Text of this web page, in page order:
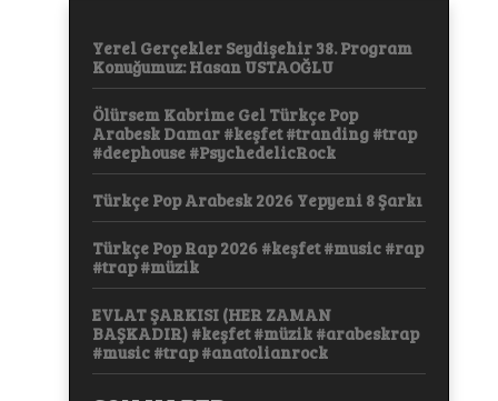
Yerel Gerçekler Seydişehir 38. Program
Konuğumuz: Hasan USTAOĞLU
Ölürsem Kabrime Gel Türkçe Pop
Arabesk Damar #keşfet #tranding #trap
#deephouse #PsychedelicRock
Türkçe Pop Arabesk 2026 Yepyeni 8 Şarkı
Türkçe Pop Rap 2026 #keşfet #music #rap
#trap #müzik
EVLAT ŞARKISI (HER ZAMAN
BAŞKADIR) #keşfet #müzik #arabeskrap
#music #trap #anatolianrock